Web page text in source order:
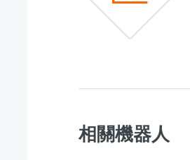
相關機器人